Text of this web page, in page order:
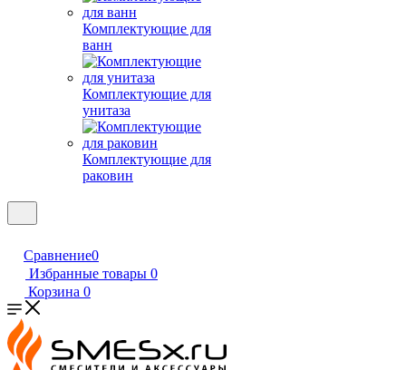
Комплектующие для
ванн
Комплектующие для
унитаза
Комплектующие для
раковин
Сравнение0
Избранные товары 0
Корзина 0